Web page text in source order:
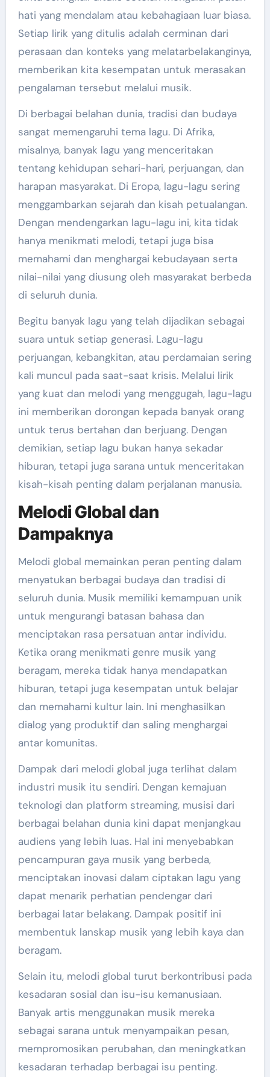
hati yang mendalam atau kebahagiaan luar biasa.
Setiap lirik yang ditulis adalah cerminan dari
perasaan dan konteks yang melatarbelakanginya,
memberikan kita kesempatan untuk merasakan
pengalaman tersebut melalui musik.
Di berbagai belahan dunia, tradisi dan budaya
sangat memengaruhi tema lagu. Di Afrika,
misalnya, banyak lagu yang menceritakan
tentang kehidupan sehari-hari, perjuangan, dan
harapan masyarakat. Di Eropa, lagu-lagu sering
menggambarkan sejarah dan kisah petualangan.
Dengan mendengarkan lagu-lagu ini, kita tidak
hanya menikmati melodi, tetapi juga bisa
memahami dan menghargai kebudayaan serta
nilai-nilai yang diusung oleh masyarakat berbeda
di seluruh dunia.
Begitu banyak lagu yang telah dijadikan sebagai
suara untuk setiap generasi. Lagu-lagu
perjuangan, kebangkitan, atau perdamaian sering
kali muncul pada saat-saat krisis. Melalui lirik
yang kuat dan melodi yang menggugah, lagu-lagu
ini memberikan dorongan kepada banyak orang
untuk terus bertahan dan berjuang. Dengan
demikian, setiap lagu bukan hanya sekadar
hiburan, tetapi juga sarana untuk menceritakan
kisah-kisah penting dalam perjalanan manusia.
Melodi Global dan
Dampaknya
Melodi global memainkan peran penting dalam
menyatukan berbagai budaya dan tradisi di
seluruh dunia. Musik memiliki kemampuan unik
untuk mengurangi batasan bahasa dan
menciptakan rasa persatuan antar individu.
Ketika orang menikmati genre musik yang
beragam, mereka tidak hanya mendapatkan
hiburan, tetapi juga kesempatan untuk belajar
dan memahami kultur lain. Ini menghasilkan
dialog yang produktif dan saling menghargai
antar komunitas.
Dampak dari melodi global juga terlihat dalam
industri musik itu sendiri. Dengan kemajuan
teknologi dan platform streaming, musisi dari
berbagai belahan dunia kini dapat menjangkau
audiens yang lebih luas. Hal ini menyebabkan
pencampuran gaya musik yang berbeda,
menciptakan inovasi dalam ciptakan lagu yang
dapat menarik perhatian pendengar dari
berbagai latar belakang. Dampak positif ini
membentuk lanskap musik yang lebih kaya dan
beragam.
Selain itu, melodi global turut berkontribusi pada
kesadaran sosial dan isu-isu kemanusiaan.
Banyak artis menggunakan musik mereka
sebagai sarana untuk menyampaikan pesan,
mempromosikan perubahan, dan meningkatkan
kesadaran terhadap berbagai isu penting.